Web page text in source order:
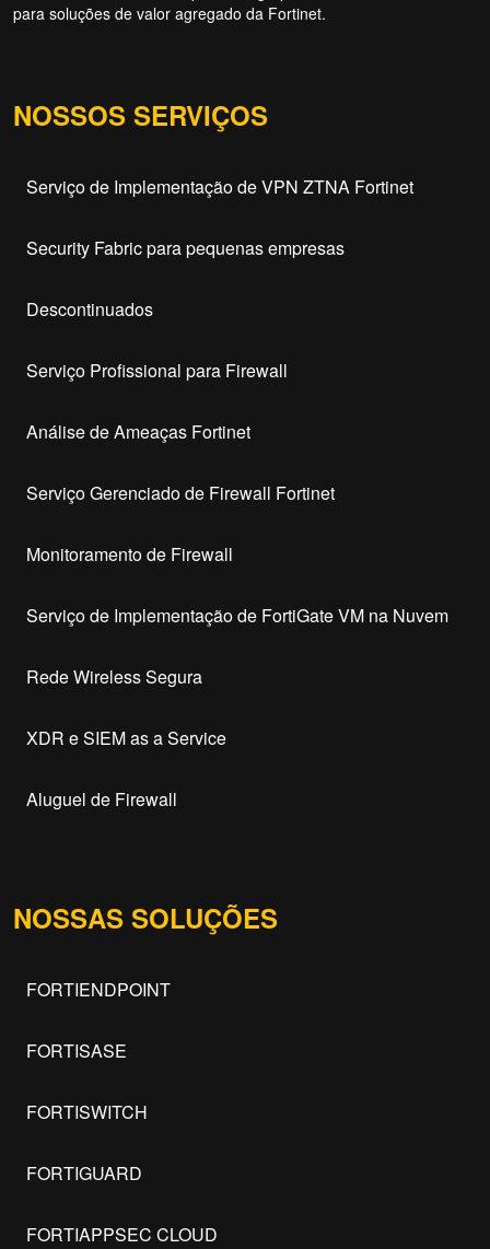
para soluções de valor agregado da Fortinet.
NOSSOS SERVIÇOS
Serviço de Implementação de VPN ZTNA Fortinet
Security Fabric para pequenas empresas
Descontinuados
Serviço Profissional para Firewall
Análise de Ameaças Fortinet
Serviço Gerenciado de Firewall Fortinet
Monitoramento de Firewall
Serviço de Implementação de FortiGate VM na Nuvem
Rede Wireless Segura
XDR e SIEM as a Service
Aluguel de Firewall
NOSSAS SOLUÇÕES
FORTIENDPOINT
FORTISASE
FORTISWITCH
FORTIGUARD
FORTIAPPSEC CLOUD